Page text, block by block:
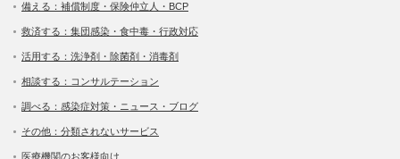
備える：補償制度・保険仲立人・BCP
救済する：集団感染・食中毒・行政対応
活用する：洗浄剤・除菌剤・消毒剤
相談する：コンサルテーション
調べる：感染症対策・ニュース・ブログ
その他：分類されないサービス
医療機関のお客様向け